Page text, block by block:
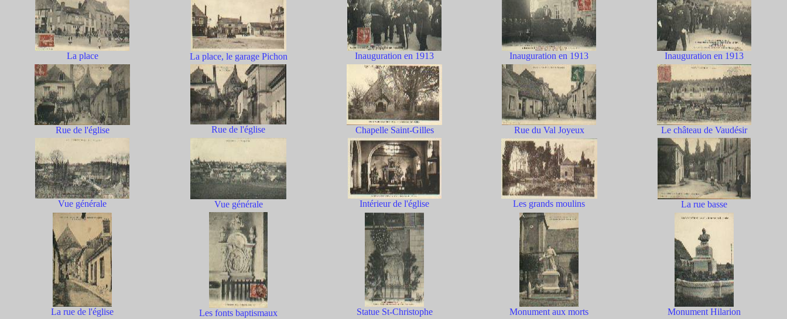
La place La place, le garage Pichon Inauguration en 1913 Inauguration en 1913 Inauguration en 1913
Rue de l'église Rue de l'église Chapelle Saint-Gilles Rue du Val Joyeux Le château de Vaudésir
Vue générale Vue générale Intérieur de l'église Les grands moulins La rue basse
La rue de l'église Les fonts baptismaux Statue St-Christophe Monument aux morts Monument Hilarion